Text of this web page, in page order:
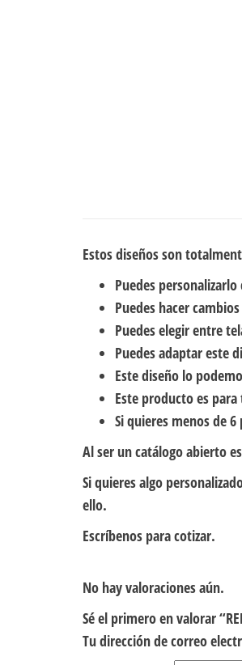
Estos diseños son
Puedes
Puedes hacer
Puedes elegir entre
Puedes adaptar este
Este diseño lo
Este producto es
Si quieres menos de
Al ser un catálogo abierto
Si quieres algo
ello.
Escríbenos para cotizar.
No hay valoraciones aún.
Sé el primero en valorar
Tu dirección de correo